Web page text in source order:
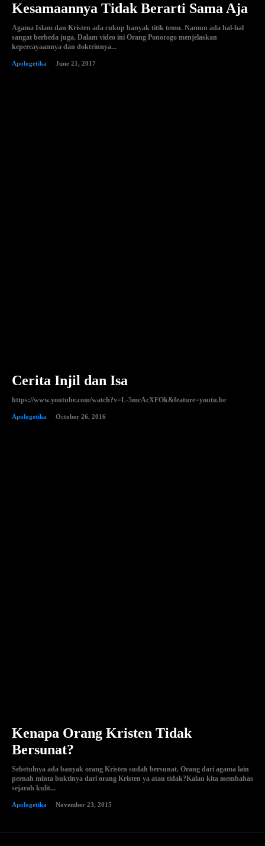
Kesamaannya Tidak Berarti Sama Aja
Agama Islam dan Kristen ada cukup banyak titik temu. Namun ada hal-hal
sangat berbeda juga. Dalam video ini Orang Ponorogo menjelaskan
kepercayaannya dan doktrinnya...
Apologetika June 21, 2017
Cerita Injil dan Isa
https://www.youtube.com/watch?v=L-5mcAcXFOk&feature=youtu.be
Apologetika October 26, 2016
Kenapa Orang Kristen Tidak
Bersunat?
Sebetulnya ada banyak orang Kristen sudah bersunat. Orang dari agama lain
pernah minta buktinya dari orang Kristen ya atau tidak?Kalau kita membahas
sejarah kulit...
Apologetika November 23, 2015